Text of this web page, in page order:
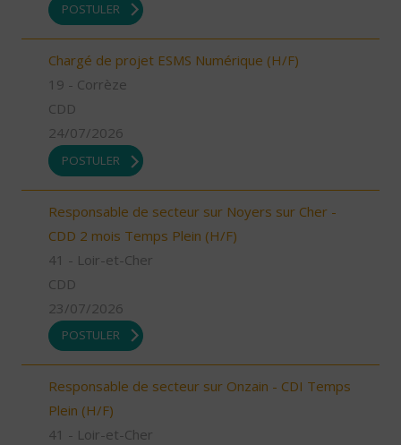
POSTULER
Chargé de projet ESMS Numérique (H/F)
19 - Corrèze
CDD
24/07/2026
POSTULER
Responsable de secteur sur Noyers sur Cher -
CDD 2 mois Temps Plein (H/F)
41 - Loir-et-Cher
CDD
23/07/2026
POSTULER
Responsable de secteur sur Onzain - CDI Temps
Plein (H/F)
41 - Loir-et-Cher